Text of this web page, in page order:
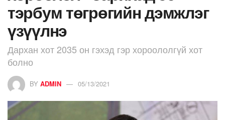
тэрбум төгрөгийн дэмжлэг
үзүүлнэ
Дархан хот 2035 он гэхэд гэр хороололгүй хот
болно
BY ADMIN 05/13/2021